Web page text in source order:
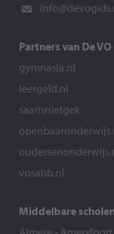
Partners van De
gymnasia.nl
leergeld.nl
saarisnietgek
vosabb.nl
Middelbare